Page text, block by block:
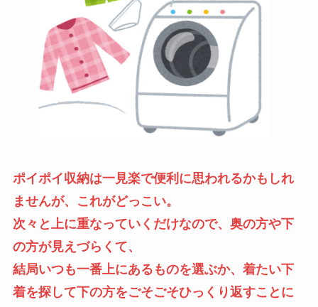
ポイポイ収納は一見楽で便利に思われるかもしれ
ませんが、これがどっこい。
次々と上に重なっていくだけなので、奥の方や下
の方が見えづらくて、
結局いつも一番上にあるものを選ぶか、着たい下
着を探して下の方をごそごそひっくり返すことに